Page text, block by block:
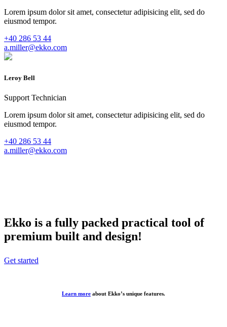
Lorem ipsum dolor sit amet, consectetur adipisicing elit, sed do
eiusmod tempor.
+40 286 53 44
a.miller@ekko.com
Leroy Bell
Support Technician
Lorem ipsum dolor sit amet, consectetur adipisicing elit, sed do
eiusmod tempor.
+40 286 53 44
a.miller@ekko.com
Ekko is a fully packed practical tool of
premium built and design!
Get started
Learn more about Ekko’s unique features.